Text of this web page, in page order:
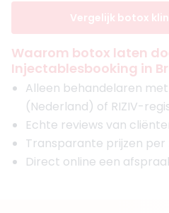
Vergelijk botox
Waarom botox laten
Injectablesbooking in
Alleen behandelaren
(Nederland) of RIZIV-
Echte reviews van
Transparante prijzen per
Direct online een